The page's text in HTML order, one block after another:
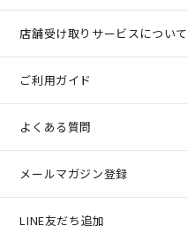
店舗受け取りサービスについて
ご利用ガイド
よくある質問
メールマガジン登録
LINE友だち追加